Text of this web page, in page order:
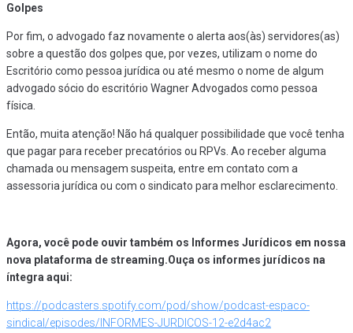
Golpes
Por fim, o advogado faz novamente o alerta aos(às) servidores(as)
sobre a questão dos golpes que, por vezes, utilizam o nome do
Escritório como pessoa jurídica ou até mesmo o nome de algum
advogado sócio do escritório Wagner Advogados como pessoa
física.
Então, muita atenção! Não há qualquer possibilidade que você tenha
que pagar para receber precatórios ou RPVs. Ao receber alguma
chamada ou mensagem suspeita, entre em contato com a
assessoria jurídica ou com o sindicato para melhor esclarecimento.
Agora, você pode ouvir também os Informes Jurídicos em nossa
nova plataforma de streaming.Ouça os informes jurídicos na
íntegra aqui:
https://podcasters.spotify.com/pod/show/podcast-espaco-
sindical/episodes/INFORMES-JURDICOS-12-e2d4ac2